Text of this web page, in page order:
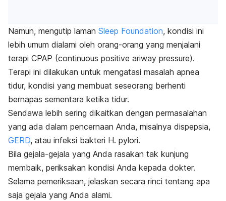
Namun, mengutip laman Sleep Foundation, kondisi ini
lebih umum dialami oleh orang-orang yang menjalani
terapi CPAP (continuous positive ariway pressure).
Terapi ini dilakukan untuk mengatasi masalah apnea
tidur, kondisi yang membuat seseorang berhenti
bernapas sementara ketika tidur.
Sendawa lebih sering dikaitkan dengan permasalahan
yang ada dalam pencernaan Anda, misalnya dispepsia,
GERD, atau infeksi bakteri H. pylori.
Bila gejala-gejala yang Anda rasakan tak kunjung
membaik, periksakan kondisi Anda kepada dokter.
Selama pemeriksaan, jelaskan secara rinci tentang apa
saja gejala yang Anda alami.